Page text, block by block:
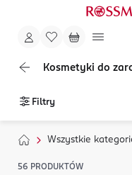
Kosmetyki do
Filtry
Wszystkie
56 PRODUKTÓW